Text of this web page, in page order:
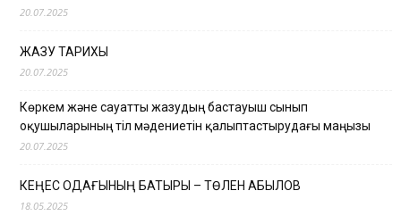
20.07.2025
ЖАЗУ ТАРИХЫ
20.07.2025
Көркем және сауатты жазудың бастауыш сынып
оқушыларының тіл мәдениетін қалыптастырудағы маңызы
20.07.2025
КЕҢЕС ОДАҒЫНЫҢ БАТЫРЫ – ТӨЛЕН ҚАБЫЛОВ
18.05.2025